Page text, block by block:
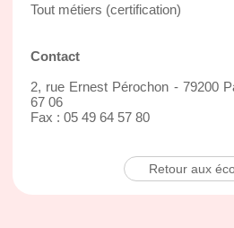
Tout métiers (certification)
Contact
2, rue Ernest Pérochon - 79200
67 06
Fax : 05 49 64 57 80
Retour aux